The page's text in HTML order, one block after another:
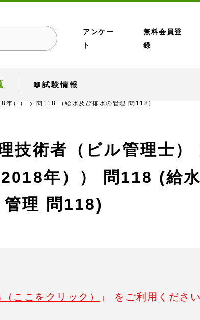
アンケー
ト
無料会員登
録
📖試験情報
年）） 問118 （給水及び排水の管理 問118）
技術者（ビル管理士）
年））
問118 (給
管理 問118)
ここをクリック） 」 をご利用ください